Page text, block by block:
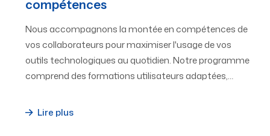
compétences
Nous accompagnons la montée en compétences de
vos collaborateurs pour maximiser l'usage de vos
outils technologiques au quotidien. Notre programme
comprend des formations utilisateurs adaptées,…
Lire plus